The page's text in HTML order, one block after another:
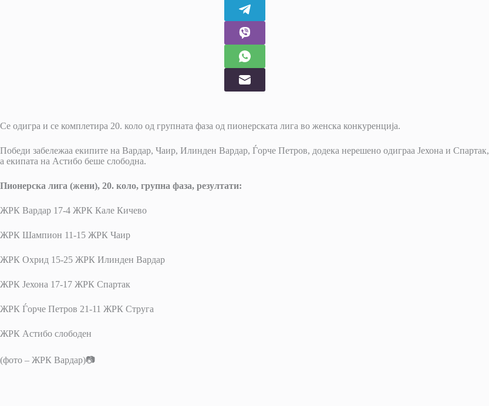
Се одигра и се комплетира 20. коло од групната фаза од пионерската лига во женска конкуренција.
Победи забележаа екипите на Вардар, Чаир, Илинден Вардар, Ѓорче Петров, додека нерешено одиграа Јехона и Спартак,
а екипата на Астибо беше слободна.
Пионерска лига (жени), 20. коло, групна фаза, резултати:
ЖРК Вардар 17-4 ЖРК Кале Кичево
ЖРК Шампион 11-15 ЖРК Чаир
ЖРК Охрид 15-25 ЖРК Илинден Вардар
ЖРК Јехона 17-17 ЖРК Спартак
ЖРК Ѓорче Петров 21-11 ЖРК Струга
ЖРК Астибо слободен
(фото – ЖРК Вардар)📷